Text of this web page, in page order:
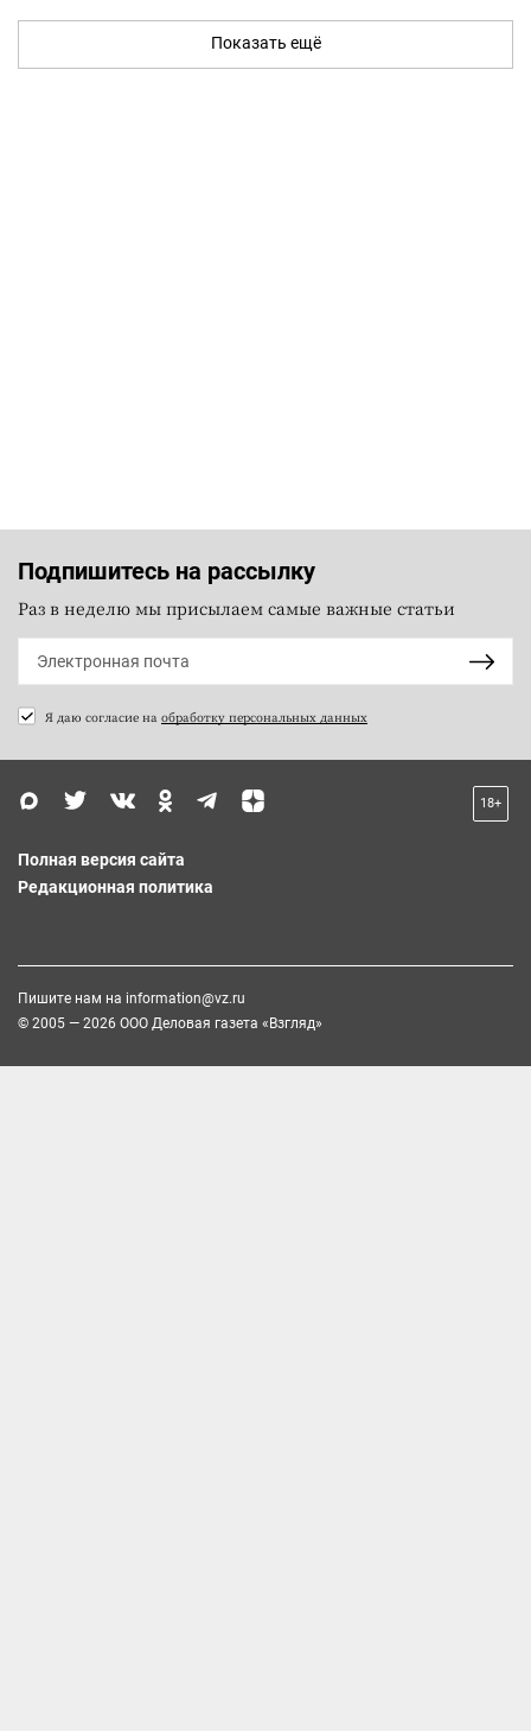
Показать ещё
Подпишитесь на рассылку
Раз в неделю мы присылаем самые важные статьи
Я даю согласие на обработку персональных данных
18+
Полная версия сайта
Редакционная политика
Пишите нам на information@vz.ru
© 2005 — 2026 ООО Деловая газета «Взгляд»